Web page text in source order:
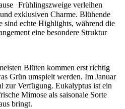
Frühlingszweige verleihen
exklusiven Charme. Blühende
sind echte Highlights, während die
eine besondere Struktur
Blüten kommen erst richtig
Grün umspielt werden. Im Januar
zur Verfügung. Eukalyptus ist ein
Mimose als saisonale Sorte
bringt.